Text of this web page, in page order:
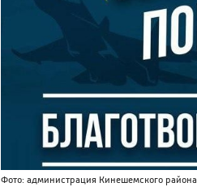
Фото: администрация Кинешемского района